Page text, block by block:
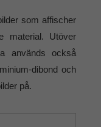
som affischer
material. Utöver
används också
dibond och
på.